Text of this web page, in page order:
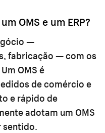
OMS e um ERP?
—
fabricação — com os
OMS é
de comércio e
e rápido de
adotam um OMS
sentido.